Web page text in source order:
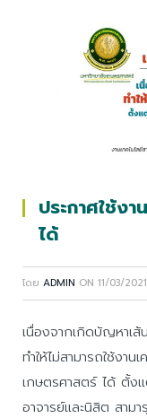
ประกาศใช้ง
ได้
โดย ADMIN ON 11/03/2021
เนื่องจากเกิดบัญหาเ
ทำให้ไม่สามารถใช้งา
เกษตรศาสตร์ ได้ ตั้ง
อาจารย์และนิสิต สามา